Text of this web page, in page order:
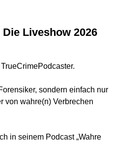
Die Liveshow 2026
sondern einfach nur
von wahre(n) Verbrechen
in seinem Podcast „Wahre